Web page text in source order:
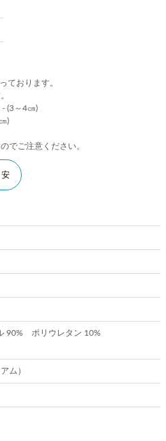
ております。
(3～4㎝)
)
でご注意ください。
90% ポリウレタン 10%
ム）